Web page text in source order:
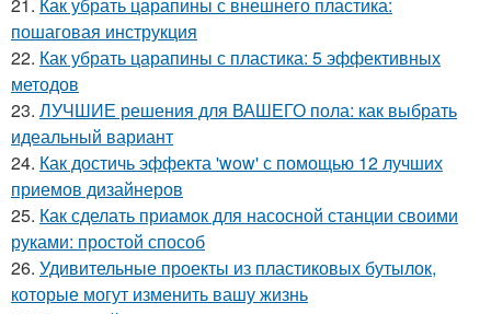
пошаговая инструкция
22. Как убрать царапины с пластика: 5 эффективных
методов
23. ЛУЧШИЕ решения для ВАШЕГО пола: как выбрать
идеальный вариант
24. Как достичь эффекта 'wow' с помощью 12 лучших
приемов дизайнеров
25. Как сделать приамок для насосной станции своими
руками: простой способ
26. Удивительные проекты из пластиковых бутылок,
которые могут изменить вашу жизнь